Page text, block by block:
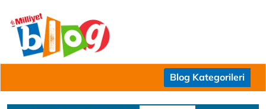
Blog Kategorileri